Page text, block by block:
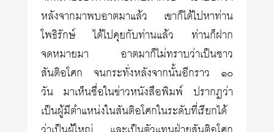
หลังจากมาพบอาตมาแล้ว เขาก็ได้ไปหาท่าน
โพธิรักษ์ ได้ไปคุยกับท่านแล้ว ท่านก็ฝาก
จดหมายมา อาตมาก็ไม่ทราบว่าเป็นชาว
สันติอโศก จนกระทั่งหลังจากนั้นอีกราว ๑๐
วัน มาเห็นชื่อในข่าวหนังสือพิมพ์ ปรากฏว่า
เป็นผู้มีตำแหน่งในสันติอโศกในระดับที่เรียกได้